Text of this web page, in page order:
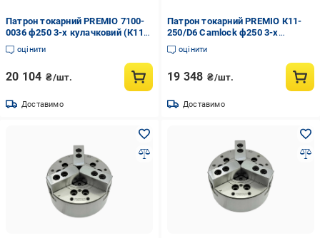
Патрон токарний PREMIO 7100-
0036 ф250 3-х кулачковий (К11-
250С/С6)
оцінити
20 104 ₴/шт.
Доставимо
Патрон токарний PREMIO К11-
250/D6 Camlock ф250 3-х
кулачковий (34553389)
оцінити
19 348 ₴/шт.
Доставимо